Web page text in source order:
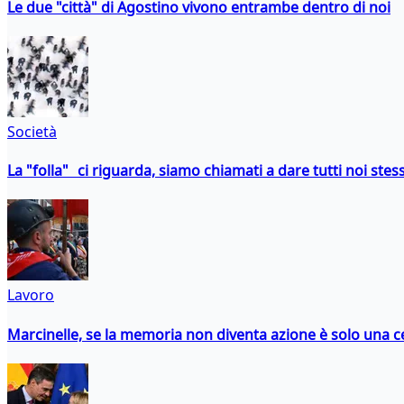
Le due "città" di Agostino vivono entrambe dentro di noi
Società
La "folla" ci riguarda, siamo chiamati a dare tutti noi
Lavoro
Marcinelle, se la memoria non diventa azione è solo una